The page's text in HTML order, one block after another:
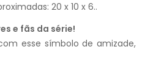
20 x 10 x 6..
e fãs da série!
esse símbolo de amizade,